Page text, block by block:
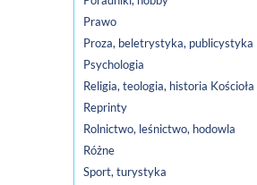
Prawo
Proza, beletrystyka, publicystyka
Psychologia
Religia, teologia, historia Kościoła
Reprinty
Rolnictwo, leśnictwo, hodowla
Różne
Sport, turystyka